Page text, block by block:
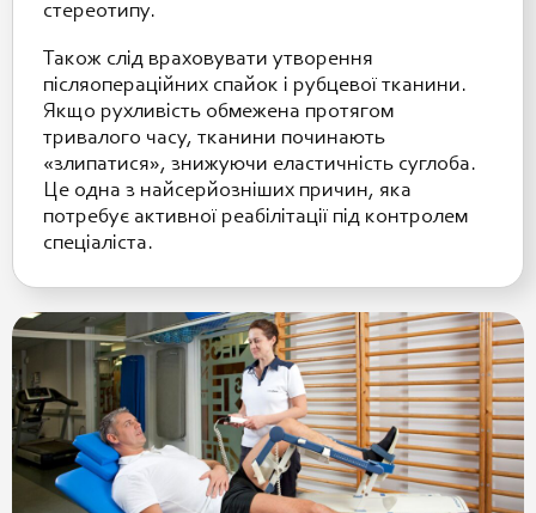
стереотипу.
Також слід враховувати утворення
післяопераційних спайок і рубцевої тканини.
Якщо рухливість обмежена протягом
тривалого часу, тканини починають
«злипатися», знижуючи еластичність суглоба.
Це одна з найсерйозніших причин, яка
потребує активної реабілітації під контролем
спеціаліста.